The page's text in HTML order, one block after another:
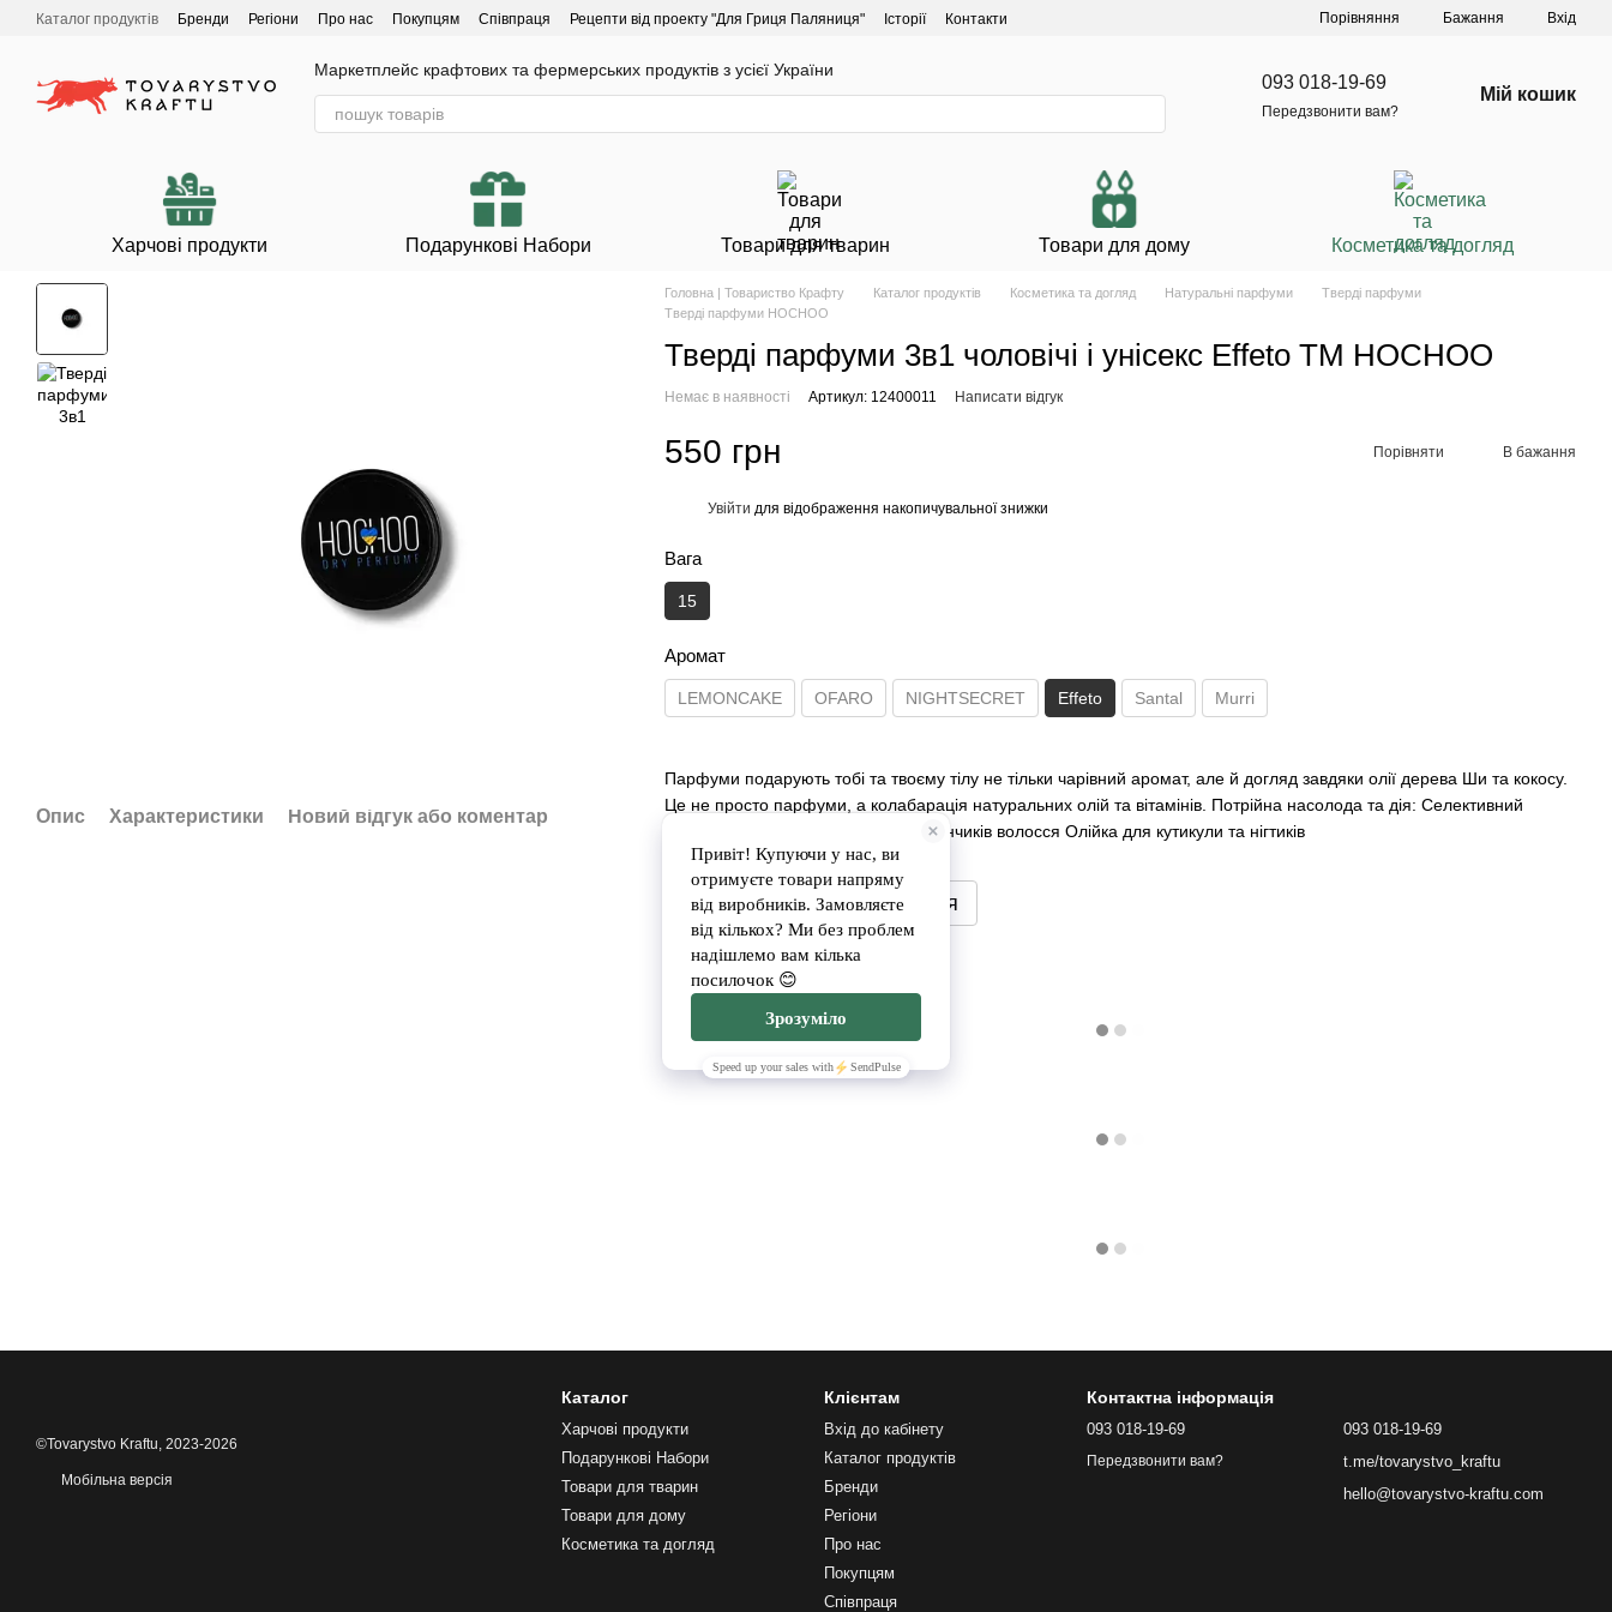
Перейти до основного контенту
Каталог продуктів Бренди Регіони Про нас Покупцям Співпраця Рецепти від проекту "Для Гриця Паляниця" Історії Контакти Порівняння Бажання Вхід
Маркетплейс крафтових та фермерських продуктів з усієї України
093 018-19-69
Передзвонити вам?
Мій кошик
Харчові продукти Подарункові Набори Товари для тварин Товари для дому Косметика та догляд
Опис Характеристики Новий відгук або коментар
Головна | Товариство Крафту Каталог продуктів Косметика та догляд Натуральні парфуми
Тверді парфуми
Тверді парфуми HOCHOO
Тверді парфуми 3в1 чоловічі і унісекс Effeto ТМ HOCHOO
Немає в наявності Артикул: 12400011 Написати відгук
550 грн Порівняти В бажання
Увійти для відображення накопичувальної знижки
Вага
15
Аромат
LEMONCAKE OFARO NIGHTSECRET Effeto Santal Murri
Парфуми подарують тобі та твоєму тілу не тільки чарівний аромат, але й догляд завдяки олії дерева Ши та кокосу.
Це не просто парфуми, а колабарація натуральних олій та вітамінів. Потрійна насолода та дія: Селективний
аромат для твого тіла Догляд для кінчиків волосся Олійка для кутикули та нігтиків
Повідомити, коли з'явиться
Доставка Оплата
©Tovarystvo Kraftu, 2023-2026
Мобільна версія
Каталог
Харчові продукти
Подарункові Набори
Товари для тварин
Товари для дому
Косметика та догляд
Клієнтам
Вхід до кабінету
Каталог продуктів
Бренди
Регіони
Про нас
Покупцям
Співпраця
Контактна інформація
093 018-19-69
Передзвонити вам?
093 018-19-69
t.me/tovarystvo_kraftu
hello@tovarystvo-kraftu.com